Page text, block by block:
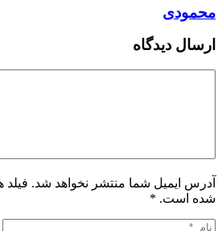
محمودی
ارسال دیدگاه
آدرس ایمیل شما منتشر نخواهد شد.
شده است. *